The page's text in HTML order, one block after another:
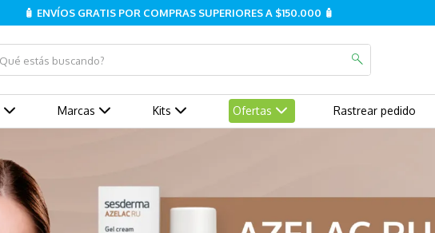
🧴 ENVÍOS GRATIS POR COMPRAS SUPERIORES A $150.000 🧴
estás buscando?
Marcas Kits Ofertas Rastrear pedido